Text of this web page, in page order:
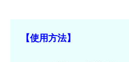
【使用方法】